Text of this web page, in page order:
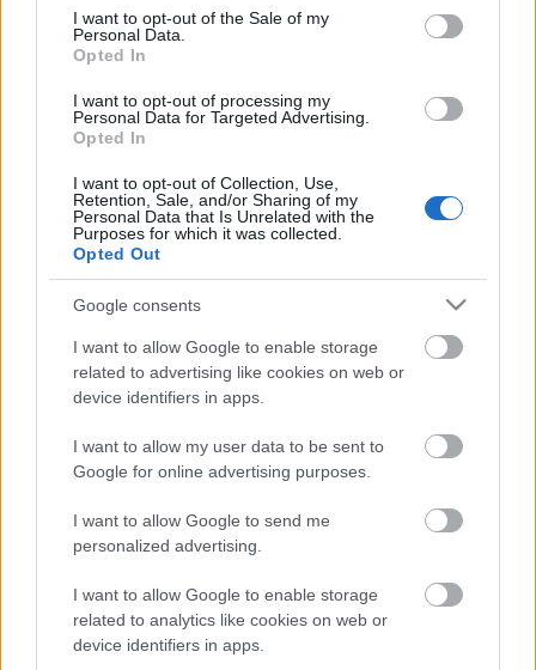
consent section.
I want to opt-out of the Sale of my
Personal Data.
Opted In
I want to opt-out of processing my
Personal Data for Targeted Advertising.
Opted In
I want to opt-out of Collection, Use,
Retention, Sale, and/or Sharing of my
Personal Data that Is Unrelated with the
Purposes for which it was collected.
Opted Out
Google consents
I want to allow Google to enable storage
related to advertising like cookies on web or
device identifiers in apps.
I want to allow my user data to be sent to
Google for online advertising purposes.
I want to allow Google to send me
personalized advertising.
I want to allow Google to enable storage
related to analytics like cookies on web or
device identifiers in apps.
Anna Calvi egy 1951-es Frankie Laine-sláger, az
Edith Piaf által is énekeltJezebelfeldolgozásával: